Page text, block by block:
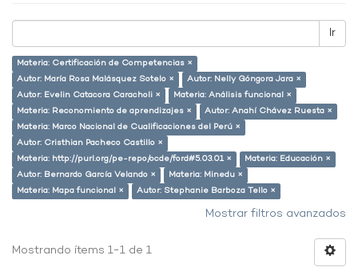
Ir
Materia: Certificación de Competencias ×
Autor: María Rosa Malásquez Sotelo ×
Autor: Nelly Góngora Jara ×
Autor: Evelin Catacora Caracholi ×
Materia: Análisis funcional ×
Materia: Reconomiento de aprendizajes ×
Autor: Anahí Chávez Ruesta ×
Materia: Marco Nacional de Cualificaciones del Perú ×
Autor: Cristhian Pacheco Castillo ×
Materia: http://purl.org/pe-repo/ocde/ford#5.03.01 ×
Materia: Educación ×
Autor: Bernardo García Velando ×
Materia: Minedu ×
Materia: Mapa funcional ×
Autor: Stephanie Barboza Tello ×
Mostrar filtros avanzados
Mostrando ítems 1-1 de 1